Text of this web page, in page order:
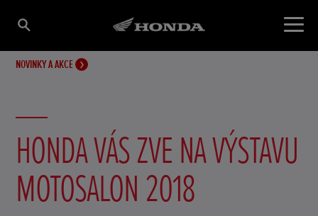
NOVINKY A AKCE
HONDA VÁS ZVE NA VÝSTAVU
MOTOSALON 2018